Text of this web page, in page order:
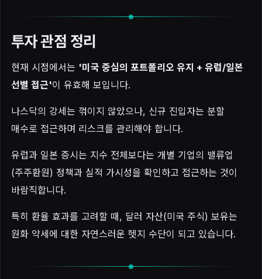
투자 관점 정리
현재 시점에서는 '미국 중심의 포트폴리오 유지 + 유럽/일본
선별 접근'이 유효해 보입니다.
나스닥의 강세는 꺾이지 않았으나, 신규 진입자는 분할
매수로 접근하며 리스크를 관리해야 합니다.
유럽과 일본 증시는 지수 전체보다는 개별 기업의 밸류업
(주주환원) 정책과 실적 가시성을 확인하고 접근하는 것이
바람직합니다.
특히 환율 효과를 고려할 때, 달러 자산(미국 주식) 보유는
원화 약세에 대한 자연스러운 헷지 수단이 되고 있습니다.